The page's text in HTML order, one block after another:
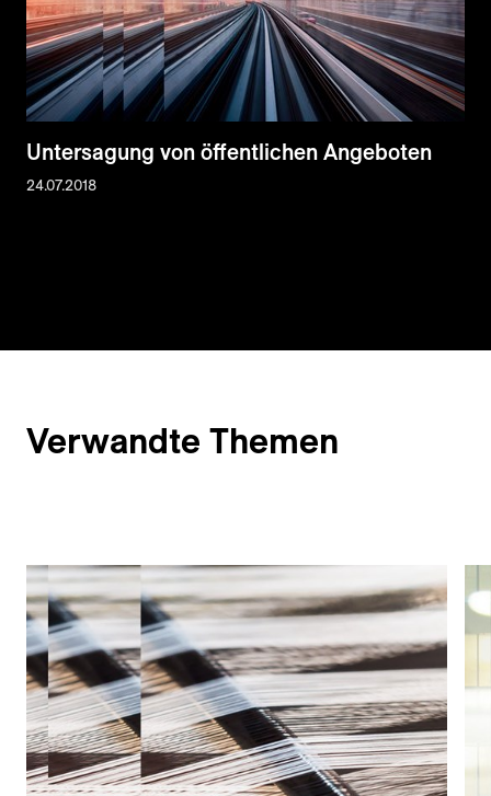
Untersagung von öffentlichen Angeboten
24.07.2018
Verwandte Themen